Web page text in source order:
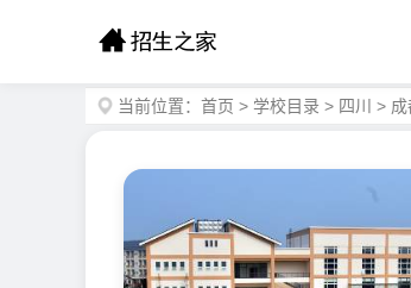
当前位置： 首页 > 学校目录 > 四川 >